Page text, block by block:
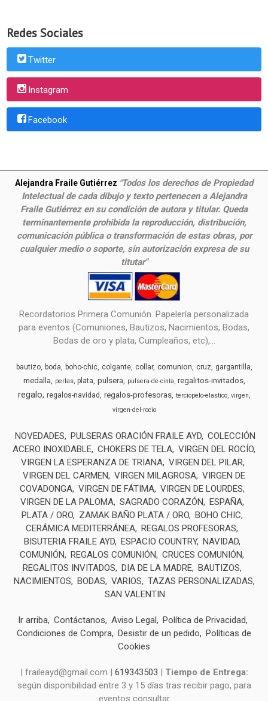
Redes Sociales
Twitter
Instagram
Facebook
Alejandra Fraile Gutiérrez "Todos los derechos de Propiedad
Intelectual de cada dibujo y texto pertenecen a Alejandra
Fraile Gutiérrez en su condición de autora y titular. Queda
terminantemente prohibida la reproducción, distribución,
comunicación pública o transformación de estas obras, por
cualquier medio o soporte, sin autorización expresa de su
titutar"
Recordatorios Primera Comunión. Papelería personalizada
para eventos (Comuniones, Bautizos, Nacimientos, Bodas,
Bodas de oro y plata, Cumpleaños, etc),...
bautizo boda boho-chic colgante collar comunion cruz gargantilla
medalla perlas plata pulsera pulsera-de-cinta regalitos-invitados
regalo regalos-navidad regalos-profesoras terciopelo-elastico virgen
virgen-del-rocio
NOVEDADES PULSERAS ORACIÓN FRAILE AYD COLECCIÓN
ACERO INOXIDABLE CHOKERS DE TELA VIRGEN DEL ROCÍO
VIRGEN LA ESPERANZA DE TRIANA VIRGEN DEL PILAR
VIRGEN DEL CARMEN
VIRGEN MILAGROSA VIRGEN DE
COVADONGA VIRGEN DE FÁTIMA VIRGEN DE LOURDES
VIRGEN DE LA PALOMA SAGRADO CORAZÓN
ESPAÑA
PLATA / ORO
ZAMAK BAÑO PLATA / ORO BOHO CHIC
CERÁMICA MEDITERRÁNEA REGALOS PROFESORAS
BISUTERIA FRAILE AYD ESPACIO COUNTRY NAVIDAD
COMUNIÓN
REGALOS COMUNIÓN
CRUCES COMUNIÓN
REGALITOS INVITADOS
DIA DE LA MADRE BAUTIZOS
NACIMIENTOS
BODAS VARIOS
TAZAS PERSONALIZADAS
SAN VALENTIN
Ir arriba Contáctanos Aviso Legal
Política de Privacidad
Condiciones de Compra Desistir de un pedido
Políticas de
Cookies
| fraileayd@gmail.com | 619343503 | Tiempo de Entrega:
según disponibilidad entre 3 y 15 días tras recibir pago, para
eventos consultar